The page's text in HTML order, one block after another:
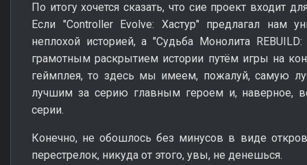
По итогу хочется сказать, что сие проект входит
Если "Controller Evolve: Хастур" предлагал нам
неплохой историей, а "Судьба Монолита
грамотным раскрытием истории путём игры на
геймплея, то здесь мы имеем, пожалуй, самую
лучшим за серию главным героем и, наверное,
серии.
Конечно, не обошлось без минусов в виде
перестрелок, никуда от этого, увы, не денешься.